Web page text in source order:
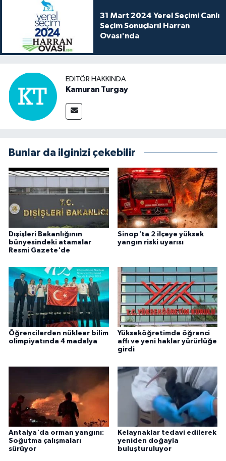
31 Mart 2024 Yerel Seçimi Canlı
Seçim Sonuçları! Harran
Ovası'nda
EDITÖR HAKKINDA
Kamuran Turgay
Bunlar da ilginizi çekebilir
Dışişleri Bakanlığının
bünyesindeki atamalar
Resmi Gazete'de
Sinop'ta 2 ilçeye yüksek
yangın riski uyarısı
Öğrencilerden nükleer bilim
olimpiyatında 4 madalya
Yükseköğretimde öğrenci
affı ve yeni haklar yürürlüğe
girdi
Antalya'da orman yangını:
Soğutma çalışmaları
sürüyor
Kelaynaklar tedavi edilerek
yeniden doğayla
buluşturuluyor